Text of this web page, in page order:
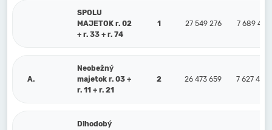
SPOLU
MAJETOK r. 02
+ r. 33 + r. 74
1 27 549 276 7 689 413
A.
Neobežný
majetok r. 03 +
r. 11 + r. 21
2 26 473 659 7 627 438
Dlhodobý